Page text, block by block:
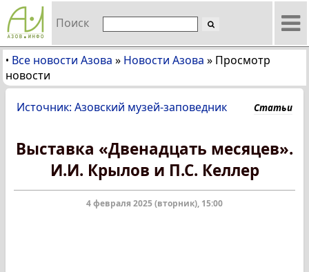
Поиск
• Все новости Азова » Новости Азова » Просмотр
новости
Источник: Азовский музей-заповедник Статьи
Выставка «Двенадцать месяцев».
И.И. Крылов и П.С. Келлер
4 февраля 2025 (вторник), 15:00